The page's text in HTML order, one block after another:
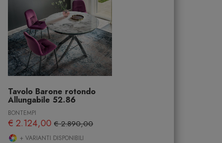
Tavolo Barone rotondo
Allungabile 52.86
BONTEMPI
€ 2.124,00 € 2.890,00
+ VARIANTI DISPONIBILI